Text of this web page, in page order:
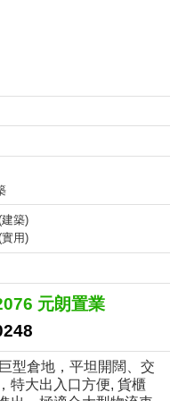
建築)
實用)
元朗置業
型倉地，平坦開闊、交
特大出入口方便, 貨櫃